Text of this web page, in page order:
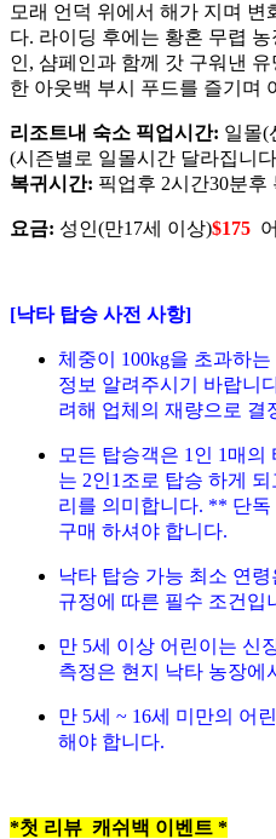
모래 언덕 위에서 해가 지며 변
다. 라이딩 후에는 황혼 무렵
인, 샴페인과 함께 갓 구워낸
한 아웃백 부시 푸드를 즐기며
리조트내 숙소 픽업시간: 일몰(
(시즌별로 일몰시간 달라집니
복귀시간: 픽업후 2시간30분후
요금: 성인(만17세 이상)$175
[낙타 탑승 사전 사항]
체중이 100kg을 초과하
정보 알려주시기 바랍니
려해 업체의 재량으로 결
모든 탑승객은 1인 1매
는 2인1조로 탑승 하게
리를 의미합니다. ** 단독
구매 하셔야 합니다.
낙타 탑승 가능 최소 연
규정에 따른 필수 조건입
만 5세 이상 어린이는 신
측정은 현지 낙타 농장에
만 5세 ~ 16세 미만의 어
해야 합니다.
*첫 리뷰 캐쉬백 이벤트 *